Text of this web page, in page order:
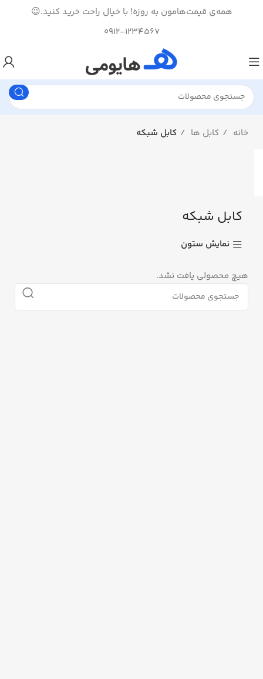
همه‌ی قیمت‌هامون به روزه! با خیال راحت خرید کنید.😉
0912-1234567
خانه کابل ها کابل شبکه
کابل شبکه
نمایش ستون
هیچ محصولی یافت نشد.